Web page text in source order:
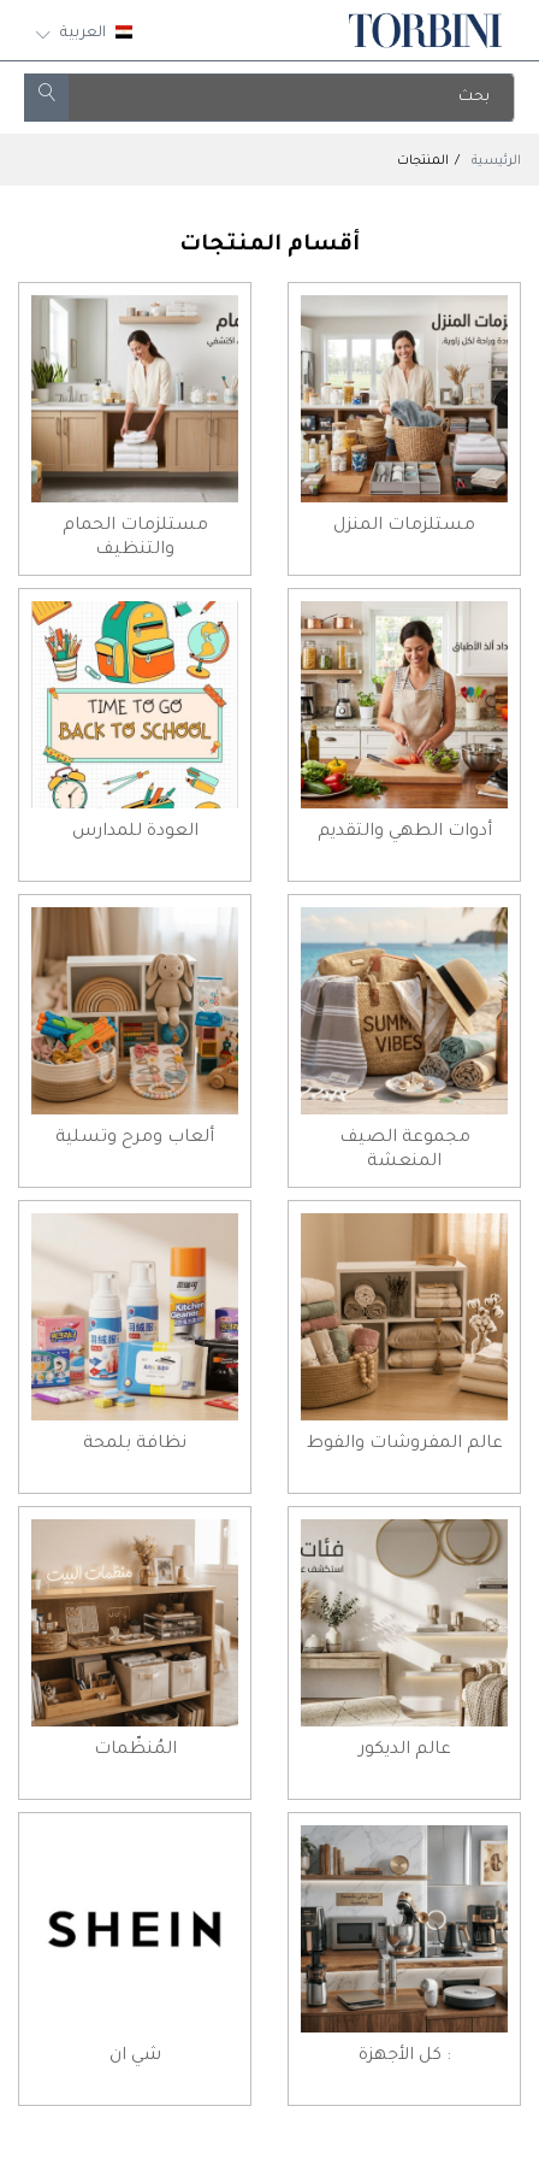
العربية
الرئيسية المنتجات
أقسام المنتجات
مستلزمات المنزل
مستلزمات الحمام
والتنظيف
أدوات الطهي والتقديم العودة للمدارس
مجموعة الصيف
المنعشة
ألعاب ومرح وتسلية
عالم المفروشات والفوط نظافة بلمحة
عالم الديكور المُنظّمات
: كل الأجهزة شي ان